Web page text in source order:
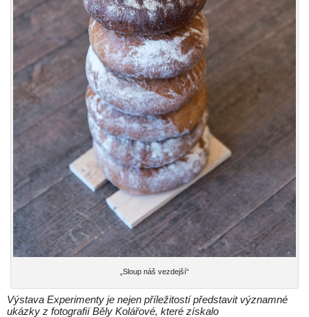
„Sloup náš vezdejší“
Výstava Experimenty je nejen příležitostí představit významné
ukázky z fotografií Běly Kolářové, které získalo